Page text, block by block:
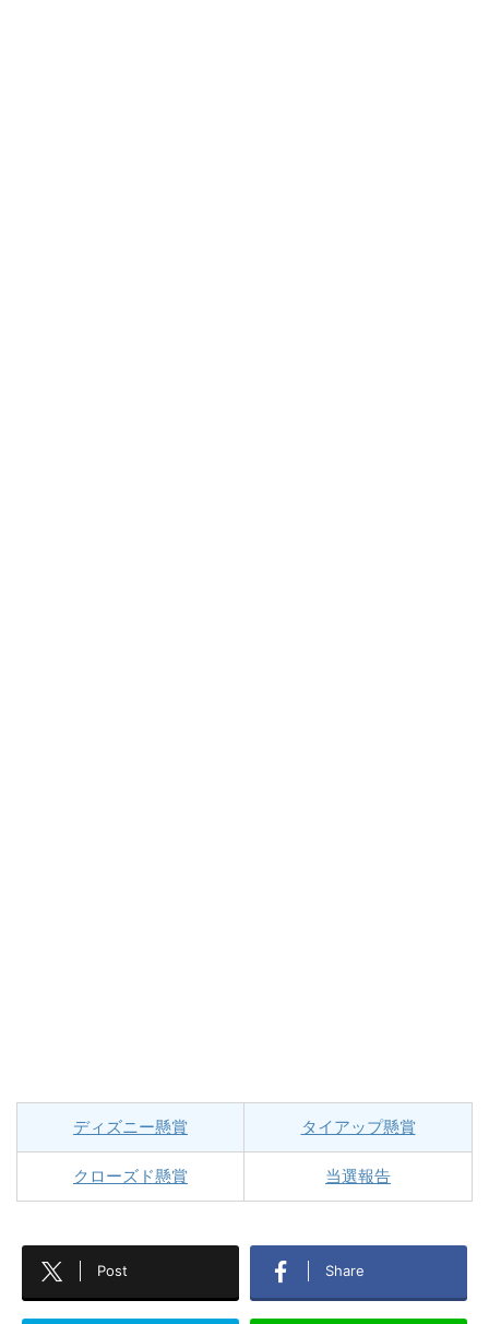
ディズニー懸賞 タイアップ懸賞
クローズド懸賞 当選報告
Post Share